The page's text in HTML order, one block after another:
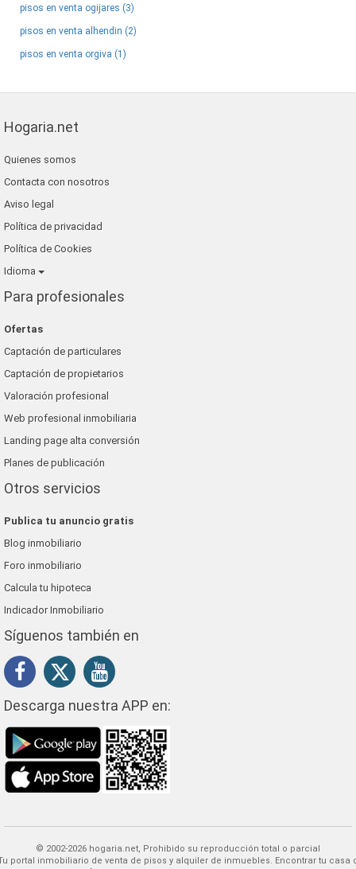
pisos en venta ogijares (3)
pisos en venta alhendin (2)
pisos en venta orgiva (1)
Hogaria.net
Quienes somos
Contacta con nosotros
Aviso legal
Política de privacidad
Política de Cookies
Idioma
Para profesionales
Ofertas
Captación de particulares
Captación de propietarios
Valoración profesional
Web profesional inmobiliaria
Landing page alta conversión
Planes de publicación
Otros servicios
Publica tu anuncio gratis
Blog inmobiliario
Foro inmobiliario
Calcula tu hipoteca
Indicador Inmobiliario
Síguenos también en
Descarga nuestra APP en:
© 2002-2026 hogaria.net, Prohibido su reproducción total o parcial
Encontrar tu casa o